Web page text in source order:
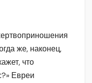
же, наконец,
что
Евреи